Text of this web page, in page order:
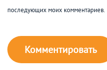
последующих моих комментариев.